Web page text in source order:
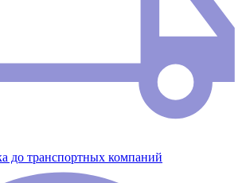
до транспортных компаний